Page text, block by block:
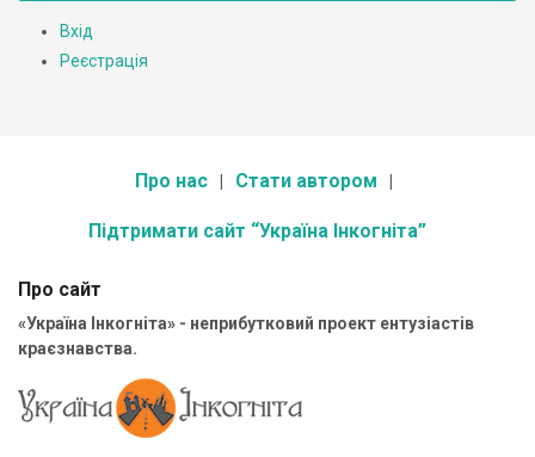
Вхід
Реєстрація
Про нас Стати автором
Підтримати сайт “Україна Інкогніта”
Про сайт
«Україна Інкогніта» - неприбутковий проект ентузіастів
краєзнавства.